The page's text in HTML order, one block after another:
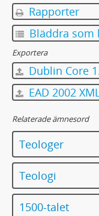
Rapporter
Bläddra som
Exportera
Dublin Core
EAD 2002
Relaterade ämnesord
Teologer
Teologi
1500-talet